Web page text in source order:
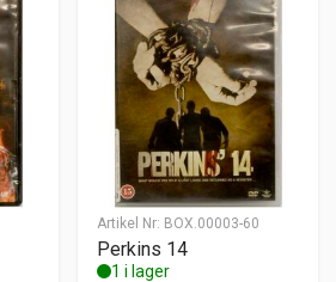
Artikel Nr: BOX.00003-60
Perkins 14
1 i lager